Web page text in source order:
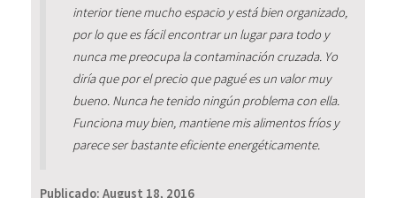
interior tiene mucho espacio y está bien organizado,
por lo que es fácil encontrar un lugar para todo y
nunca me preocupa la contaminación cruzada. Yo
diría que por el precio que pagué es un valor muy
bueno. Nunca he tenido ningún problema con ella.
Funciona muy bien, mantiene mis alimentos fríos y
parece ser bastante eficiente energéticamente.
Publicado: August 18, 2016